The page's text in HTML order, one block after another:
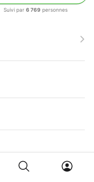
Suivi par 6 769 personnes